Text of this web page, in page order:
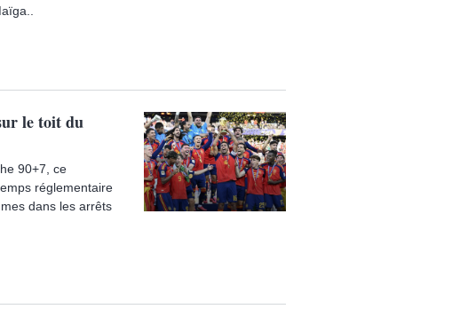
le toit du
90+7, ce
réglementaire
dans les arrêts